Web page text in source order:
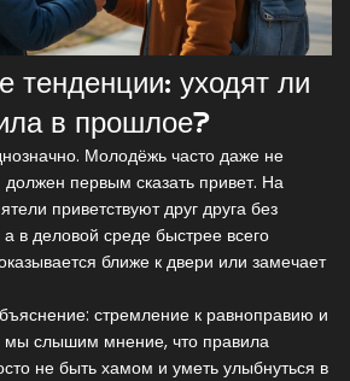
тенденции: уходят ли
в прошлое?
Молодёжь часто даже не
должен первым сказать привет. На
приветствуют друг друга без
в деловой среде быстрее всего
ближе к двери или замечает
стремление к равноправию и
мы слышим мнение, что правила
не быть хамом и уметь улыбнуться в